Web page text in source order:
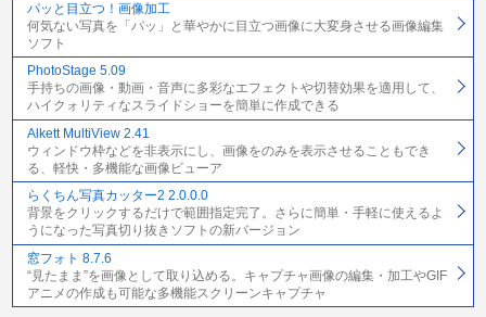
パッと目立つ！画像加工
何気ない写真を「パッ」と華やかに目立つ画像に大変身させる画像編集
ソフト
PhotoStage 5.09
手持ちの画像・動画・音声に多彩なエフェクトや切替効果を適用して、
ハイクォリティなスライドショーを簡単に作成できる
Alkett MultiView 2.41
ウィンドウ枠などを非表示にし、画像をのみを表示させることもでき
る、軽快・多機能な画像ビューア
らくちん写真カッター2 2.0.0.0
背景をクリックするだけで範囲指定完了。さらに簡単・手軽に使えるよ
うになった写真切り抜きソフトの新バージョン
窓フォト 8.7.6
“見たまま”を画像として取り込める。キャプチャ画像の編集・加工やGIF
アニメの作成も可能な多機能スクリーンキャプチャ